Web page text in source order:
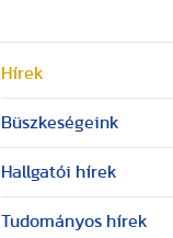
Hírek
Büszkeségeink
Hallgatói hírek
Tudományos hírek